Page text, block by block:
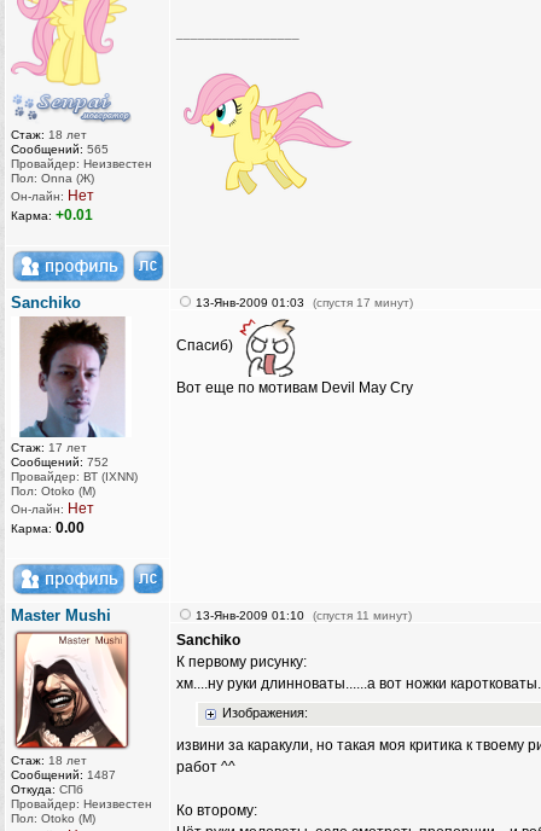
Стаж: 18 лет
Сообщений: 565
Провайдер: Неизвестен
Пол: Onna (Ж)
Он-лайн: Нет
Карма: +0.01
Sanchiko
Стаж: 17 лет
Сообщений: 752
Провайдер: ВТ (IXNN)
Пол: Otoko (M)
Он-лайн: Нет
Карма: 0.00
13-Янв-2009 01:03 (спустя 17 минут)
Спасиб)
Вот еще по мотивам Devil May Cry
Master Mushi
Стаж: 18 лет
Сообщений: 1487
Откуда: СПб
Провайдер: Неизвестен
Пол: Otoko (M)
13-Янв-2009 01:10 (спустя 11 минут)
Sanchiko
К первому рисунку:
хм....ну руки длинноваты......а вот ножки
Изображения:
извини за каракули, но такая моя критика к твоему
работ ^^
Ко второму: